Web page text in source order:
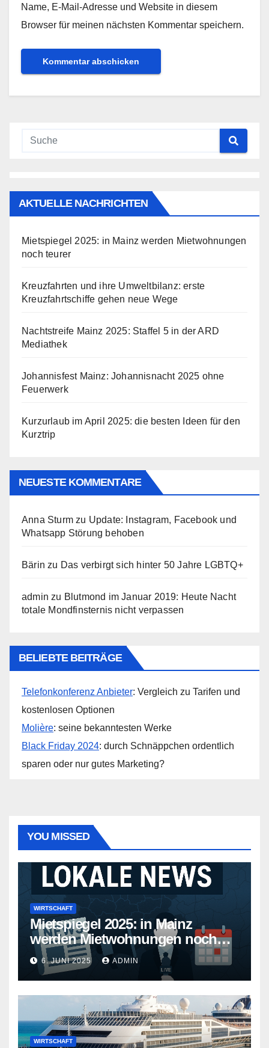
Name, E-Mail-Adresse und Website in diesem
Browser für meinen nächsten Kommentar speichern.
AKTUELLE NACHRICHTEN
Mietspiegel 2025: in Mainz werden Mietwohnungen
noch teurer
Kreuzfahrten und ihre Umweltbilanz: erste
Kreuzfahrtschiffe gehen neue Wege
Nachtstreife Mainz 2025: Staffel 5 in der ARD
Mediathek
Johannisfest Mainz: Johannisnacht 2025 ohne
Feuerwerk
Kurzurlaub im April 2025: die besten Ideen für den
Kurztrip
NEUESTE KOMMENTARE
Anna Sturm zu Update: Instagram, Facebook und
Whatsapp Störung behoben
Bärin zu Das verbirgt sich hinter 50 Jahre LGBTQ+
admin zu Blutmond im Januar 2019: Heute Nacht
totale Mondfinsternis nicht verpassen
BELIEBTE BEITRÄGE
Telefonkonferenz Anbieter: Vergleich zu Tarifen und
kostenlosen Optionen
Molière: seine bekanntesten Werke
Black Friday 2024: durch Schnäppchen ordentlich
sparen oder nur gutes Marketing?
YOU MISSED
WIRTSCHAFT
Mietspiegel 2025: in Mainz
werden Mietwohnungen noch
teurer
6. JUNI 2025 ADMIN
WIRTSCHAFT